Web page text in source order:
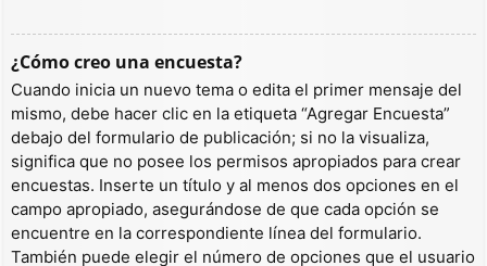
¿Cómo creo una encuesta?
Cuando inicia un nuevo tema o edita el primer mensaje del
mismo, debe hacer clic en la etiqueta “Agregar Encuesta”
debajo del formulario de publicación; si no la visualiza,
significa que no posee los permisos apropiados para crear
encuestas. Inserte un título y al menos dos opciones en el
campo apropiado, asegurándose de que cada opción se
encuentre en la correspondiente línea del formulario.
También puede elegir el número de opciones que el usuario